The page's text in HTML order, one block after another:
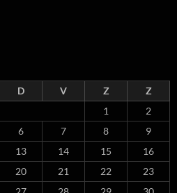
D V Z
Z
1
2
6 7 8
9
13 14 15
16
20 21 22
23